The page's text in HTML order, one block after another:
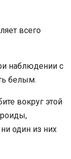
всего
наблюдении с
белым.
вокруг этой
один из них